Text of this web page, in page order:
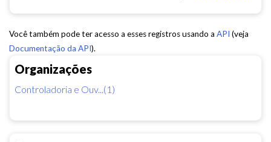
Organizações
Controladoria e Ouv...(1)
Você também pode ter acesso a esses registros usando a API (veja
Documentação da API).